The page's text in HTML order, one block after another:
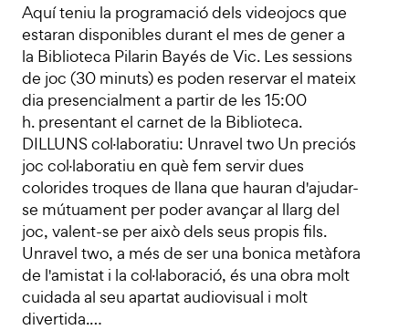
Aquí teniu la programació dels videojocs que
estaran disponibles durant el mes de gener a
la Biblioteca Pilarin Bayés de Vic. Les sessions
de joc (30 minuts) es poden reservar el mateix
dia presencialment a partir de les 15:00
h. presentant el carnet de la Biblioteca.
DILLUNS col·laboratiu: Unravel two Un preciós
joc col·laboratiu en què fem servir dues
colorides troques de llana que hauran d'ajudar-
se mútuament per poder avançar al llarg del
joc, valent-se per això dels seus propis fils.
Unravel two, a més de ser una bonica metàfora
de l'amistat i la col·laboració, és una obra molt
cuidada al seu apartat audiovisual i molt
divertida.…